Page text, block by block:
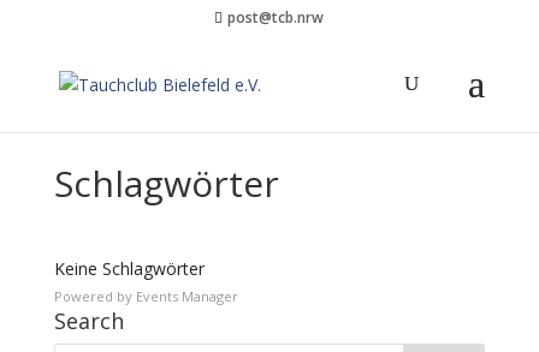
post@tcb.nrw
Schlagwörter
Keine Schlagwörter
Pow­ered by Events Man­ag­er
Search